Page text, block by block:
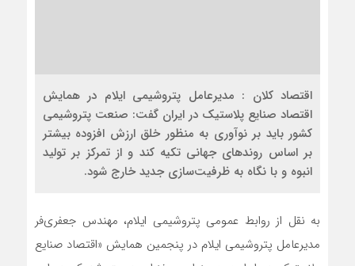
اقتصاد کلان : مدیرعامل پتروشیمی ایلام در همایش
اقتصاد صنایع پلاستیک در ایران گفت: صنعت پتروشیمی
کشور باید بر نوآوری به منظور خلق ارزش افزوده بیشتر
بر اساس روندهای جهانی تکیه کند و از تمرکز بر تولید
انبوه و با نگاه به ظرفیت‌سازی جدید خارج شود.
به نقل از روابط عمومی پتروشیمی ایلام، مهندس جعفری‌فر
مدیرعامل پتروشیمی ایلام در پنجمین همایش «اقتصاد صنایع